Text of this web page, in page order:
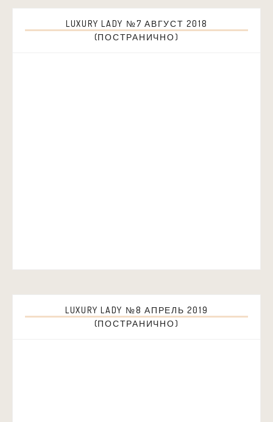
LUXURY LADY №7 АВГУСТ 2018
(ПОСТРАНИЧНО)
LUXURY LADY №8 АПРЕЛЬ 2019
(ПОСТРАНИЧНО)